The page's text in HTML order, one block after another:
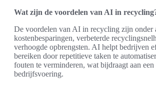
Wat zijn de voordelen van AI in
De voordelen van AI in recycling zijn onder
kostenbesparingen, verbeterde
verhoogde opbrengsten. AI helpt bedrijven
bereiken door repetitieve taken te
fouten te verminderen, wat bijdraagt aan een
bedrijfsvoering.